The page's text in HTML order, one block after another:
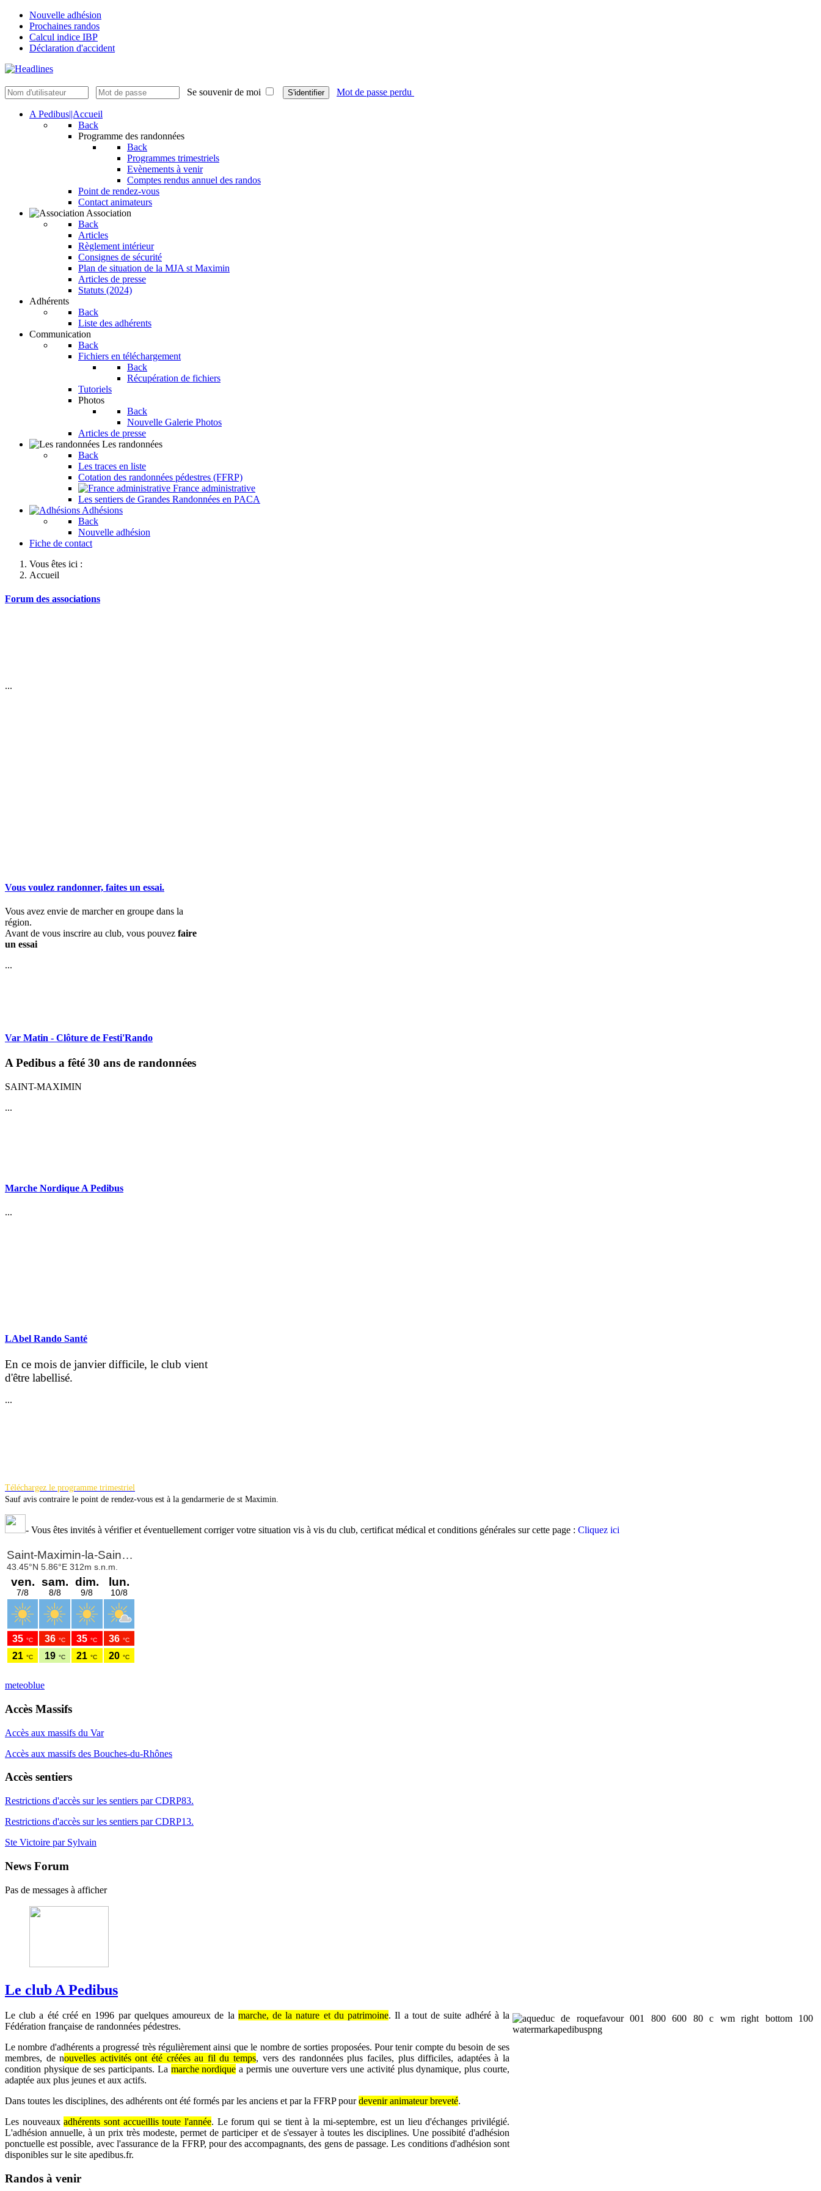
Nouvelle adhésion
Prochaines randos
Calcul indice IBP
Déclaration d'accident
Se souvenir de moi S'identifier Mot de passe perdu
A Pedibus||Accueil
Back
Programme des randonnées
Back
Programmes trimestriels
Evènements à venir
Comptes rendus annuel des randos
Point de rendez-vous
Contact animateurs
Association
Back
Articles
Règlement intérieur
Consignes de sécurité
Plan de situation de la MJA st Maximin
Articles de presse
Statuts (2024)
Adhérents
Back
Liste des adhérents
Communication
Back
Fichiers en téléchargement
Back
Récupération de fichiers
Tutoriels
Photos
Back
Nouvelle Galerie Photos
Articles de presse
Les randonnées
Back
Les traces en liste
Cotation des randonnées pédestres (FFRP)
France administrative
Les sentiers de Grandes Randonnées en PACA
Adhésions
Back
Nouvelle adhésion
Fiche de contact
Vous êtes ici :
Accueil
Forum des associations
...
Vous voulez randonner, faites un essai.
Vous avez envie de marcher en groupe dans la
région.
Avant de vous inscrire au club, vous pouvez faire
un essai
...
Var Matin - Clôture de Festi'Rando
A Pedibus a fêté 30 ans de randonnées
SAINT-MAXIMIN
...
Marche Nordique A Pedibus
...
LAbel Rando Santé
En ce mois de janvier difficile, le club vient
d'être labellisé.
...
Téléchargez le programme trimestriel
Sauf avis contraire le point de rendez-vous est à la gendarmerie de st Maximin.
- Vous êtes invités à vérifier et éventuellement corriger votre situation vis à vis du club, certificat médical et conditions générales sur cette page : Cliquez ici
meteoblue
Accès Massifs
Accès aux massifs du Var
Accès aux massifs des Bouches-du-Rhônes
Accès sentiers
Restrictions d'accès sur les sentiers par CDRP83.
Restrictions d'accès sur les sentiers par CDRP13.
Ste Victoire par Sylvain
News Forum
Pas de messages à afficher
Le club A Pedibus
Le club a été créé en 1996 par quelques amoureux de la marche,de la nature et du patrimoine. Il a tout de suite adhéré à la
Fédération française de randonnées pédestres.
Le nombre d'adhérents a progressé très régulièrement ainsi que le nombre de sorties proposées. Pour tenir compte du besoin de ses
membres, de nouvelles activités ont été créées au fil du temps, vers des randonnées plus faciles, plus difficiles, adaptées à la
condition physique de ses participants. La marche nordique a permis une ouverture vers une activité plus dynamique, plus courte,
adaptée aux plus jeunes et aux actifs.
Dans toutes les disciplines, des adhérents ont été formés par les anciens et par la FFRP pourdevenir animateur breveté.
Les nouveauxadhérents sont accueillis toute l'année. Le forum qui se tient à la mi-septembre, est un lieu d'échanges privilégié.
L'adhésion annuelle, à un prix très modeste, permet de participer et de s'essayer à toutes les disciplines. Une possibité d'adhésion
ponctuelle est possible, avec l'assurance de la FFRP, pour des accompagnants, des gens de passage. Les conditions d'adhésion sont
disponibles sur le site apedibus.fr.
Randos à venir